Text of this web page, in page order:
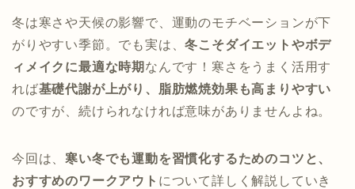
冬は寒さや天候の影響で、運動のモチベーションが下
がりやすい季節。でも実は、冬こそダイエットやボデ
ィメイクに最適な時期 なんです！寒さをうまく活用す
れば基礎代謝が上がり、脂肪燃焼効果も高まりやすい
のですが、続けられなければ意味がありませんよね。
今回は、寒い冬でも運動を習慣化するためのコツと、
おすすめのワークアウト について詳しく解説していき